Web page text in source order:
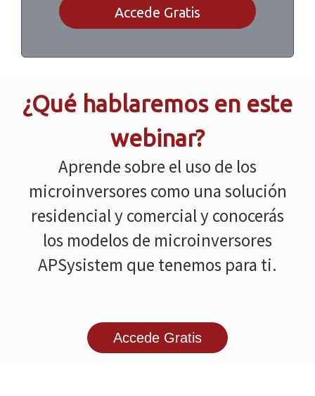
Accede Gratis
¿Qué hablaremos en este
webinar?
Aprende sobre el uso de los
microinversores como una solución
residencial y comercial y conocerás
los modelos de microinversores
APSysistem que tenemos para ti.
Accede Gratis